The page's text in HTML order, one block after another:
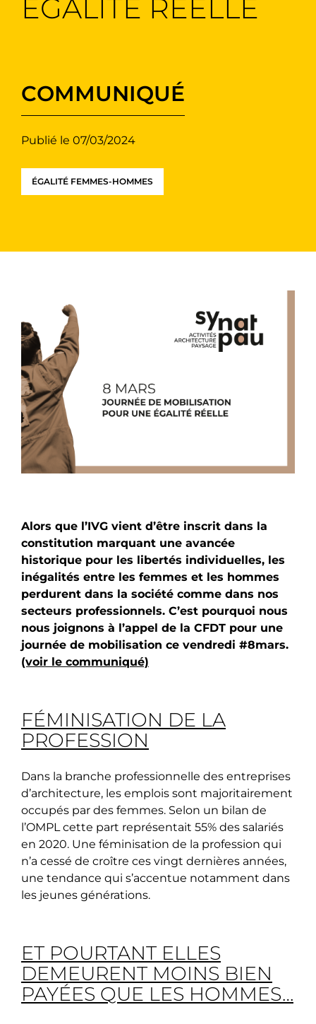
ÉGALITÉ RÉELLE
COMMUNIQUÉ
Publié le 07/03/2024
ÉGALITÉ FEMMES-HOMMES
Alors que l’IVG vient d’être inscrit dans la
constitution marquant une avancée
historique pour les libertés individuelles, les
inégalités entre les femmes et les hommes
perdurent dans la société comme dans nos
secteurs professionnels. C’est pourquoi nous
nous joignons à l’appel de la CFDT pour une
journée de mobilisation ce vendredi #8mars.
(voir le communiqué)
FÉMINISATION DE LA
PROFESSION
Dans la branche professionnelle des entreprises
d’architecture, les emplois sont majoritairement
occupés par des femmes. Selon un bilan de
l’OMPL cette part représentait 55% des salariés
en 2020. Une féminisation de la profession qui
n’a cessé de croître ces vingt dernières années,
une tendance qui s’accentue notamment dans
les jeunes générations.
ET POURTANT ELLES
DEMEURENT MOINS BIEN
PAYÉES QUE LES HOMMES…